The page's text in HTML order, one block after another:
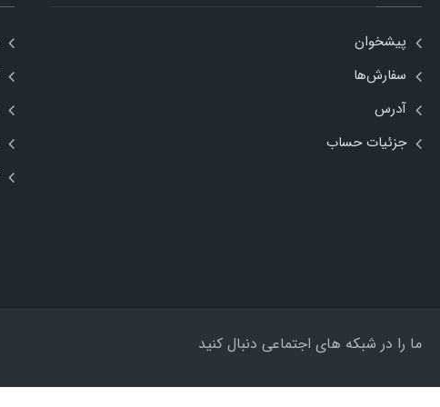
پیشخوان
سفارش‌ها
آدرس
جزئیات حساب
ما را در شبکه های اجتماعی دنبال کنید